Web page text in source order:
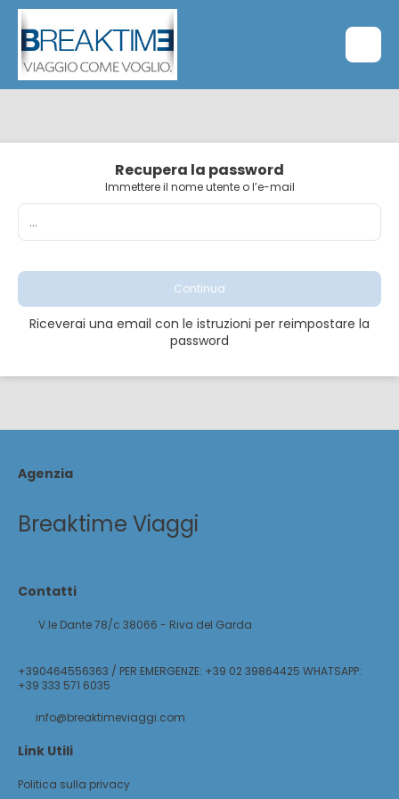
Recupera la password
Immettere il nome utente o l’e-mail
Continua
Riceverai una email con le istruzioni per reimpostare la
password
Agenzia
Breaktime Viaggi
Contatti
V.le Dante 78/c 38066 - Riva del Garda
+390464556363 / PER EMERGENZE: +39 02 39864425 WHATSAPP:
+39 333 571 6035
info@breaktimeviaggi.com
Link Utili
Politica sulla privacy